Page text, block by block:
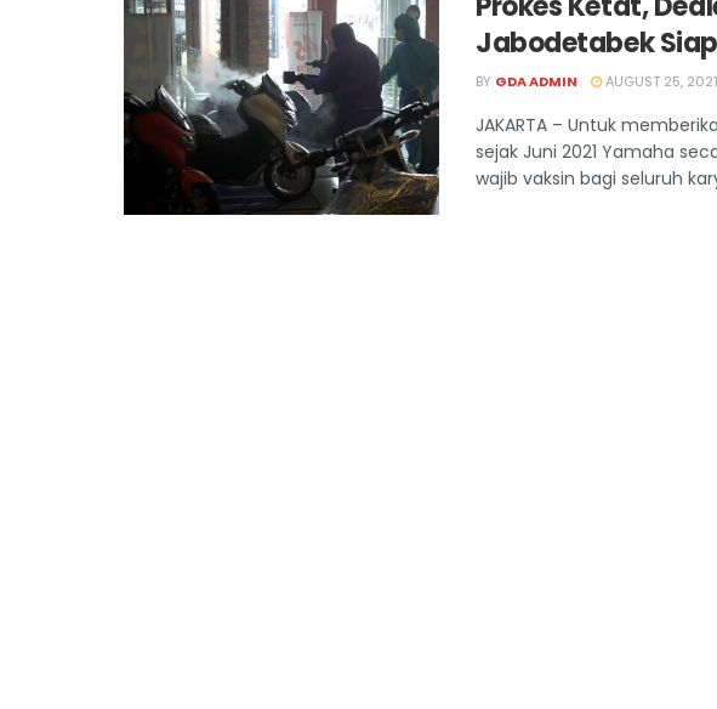
Jabodetabek
BY GDA ADMIN AUGUST 25, 2021
JAKARTA – Untuk
sejak Juni 2021 Yamaha
wajib vaksin bagi seluruh